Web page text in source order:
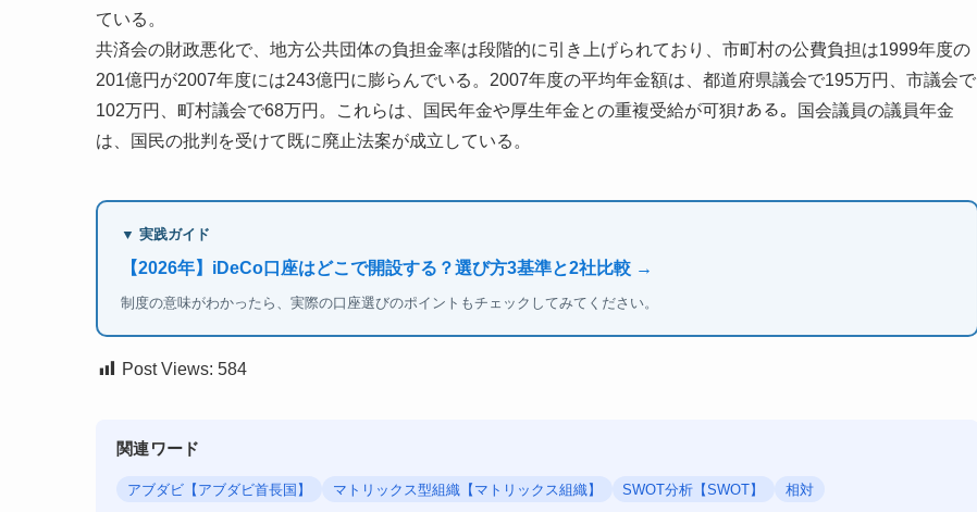
ている。
共済会の財政悪化で、地方公共団体の負担金率は段階的に引き上げられており、市町村の公費負担は1999年度の
201億円が2007年度には243億円に膨らんでいる。2007年度の平均年金額は、都道府県議会で195万円、市議会で
102万円、町村議会で68万円。これらは、国民年金や厚生年金との重複受給が可狽ﾅある。国会議員の議員年金
は、国民の批判を受けて既に廃止法案が成立している。
▼ 実践ガイド
【2026年】iDeCo口座はどこで開設する？選び方3基準と2社比較 →
制度の意味がわかったら、実際の口座選びのポイントもチェックしてみてください。
Post Views: 584
関連ワード
アブダビ【アブダビ首長国】 マトリックス型組織【マトリックス組織】 SWOT分析【SWOT】 相対